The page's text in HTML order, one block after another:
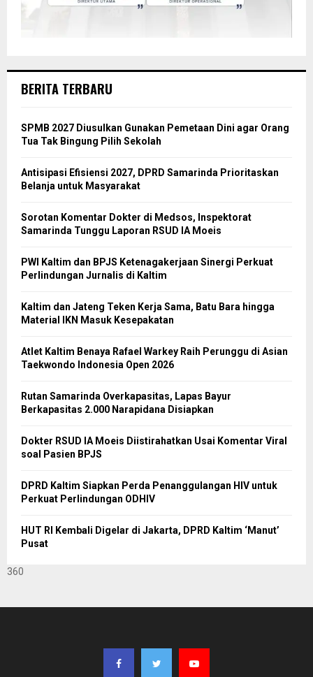
BERITA TERBARU
SPMB 2027 Diusulkan Gunakan Pemetaan Dini agar Orang
Tua Tak Bingung Pilih Sekolah
Antisipasi Efisiensi 2027, DPRD Samarinda Prioritaskan
Belanja untuk Masyarakat
Sorotan Komentar Dokter di Medsos, Inspektorat
Samarinda Tunggu Laporan RSUD IA Moeis
PWI Kaltim dan BPJS Ketenagakerjaan Sinergi Perkuat
Perlindungan Jurnalis di Kaltim
Kaltim dan Jateng Teken Kerja Sama, Batu Bara hingga
Material IKN Masuk Kesepakatan
Atlet Kaltim Benaya Rafael Warkey Raih Perunggu di Asian
Taekwondo Indonesia Open 2026
Rutan Samarinda Overkapasitas, Lapas Bayur
Berkapasitas 2.000 Narapidana Disiapkan
Dokter RSUD IA Moeis Diistirahatkan Usai Komentar Viral
soal Pasien BPJS
DPRD Kaltim Siapkan Perda Penanggulangan HIV untuk
Perkuat Perlindungan ODHIV
HUT RI Kembali Digelar di Jakarta, DPRD Kaltim ‘Manut’
Pusat
360